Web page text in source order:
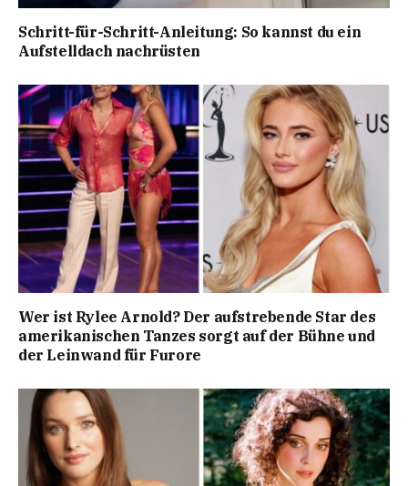
Schritt-für-Schritt-Anleitung: So kannst du ein
Aufstelldach nachrüsten
Wer ist Rylee Arnold? Der aufstrebende Star des
amerikanischen Tanzes sorgt auf der Bühne und
der Leinwand für Furore